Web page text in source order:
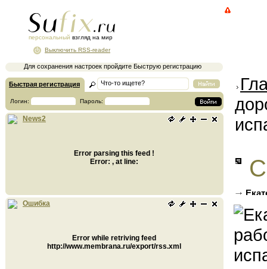
персональный взгляд на мир
Для сохранения настроек пройдите Быструю регистрацию
Выключить RSS-reader
Быстрая регистрация
Логин: Пароль:
News2
Error parsing this feed !
Error: , at line:
Ошибка
Error while retriving feed
http://www.membrana.ru/export/rss.xml